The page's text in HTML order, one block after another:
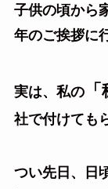
子供の頃から
年のご挨拶に
実は、私の「
社で付けても
つい先日、日